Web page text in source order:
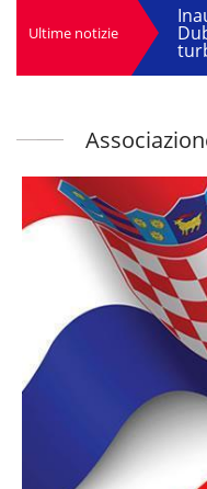
Ultime notizie
Le
20
Il